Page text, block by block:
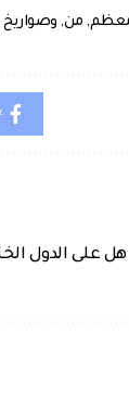
, من, وصواريخ
هل على الدول